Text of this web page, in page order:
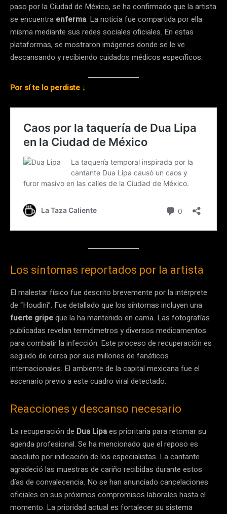
paso por la Ciudad de México, se ha confirmado que la artista
se encuentra enferma. La noticia fue compartida por ella
misma mediante sus redes sociales oficiales. En estas
plataformas, se mostraron imágenes donde se le ve
descansando y recibiendo cuidados médicos específicos.
Por sí te lo perdiste ↓
Los síntomas reportados por la artista
El malestar físico fue descrito brevemente por la intérprete
de “Houdini”. Fue detallado que los síntomas incluyen una
fuerte gripeque la ha mantenido en cama. Las fotografías
publicadas revelan termómetros y diversos medicamentos
para combatir la infección. Este proceso de recuperación es
seguido de cerca por sus millones de fanáticos
internacionales. El ambiente de la capital mexicana fue el
escenario previo a este cuadro viral detectado.
Reacciones y descanso necesario
La recuperación de Dua Lipaes prioritaria para retomar su
agenda profesional. Se ha mencionado que el reposo es
absoluto por indicación de los especialistas. La cantante
agradeció las muestras de cariño recibidas durante estos
días de convalecencia. No se han anunciado cancelaciones
oficiales en sus próximos compromisos laborales hasta el
momento. La prioridad actual es fortalecer su sistema